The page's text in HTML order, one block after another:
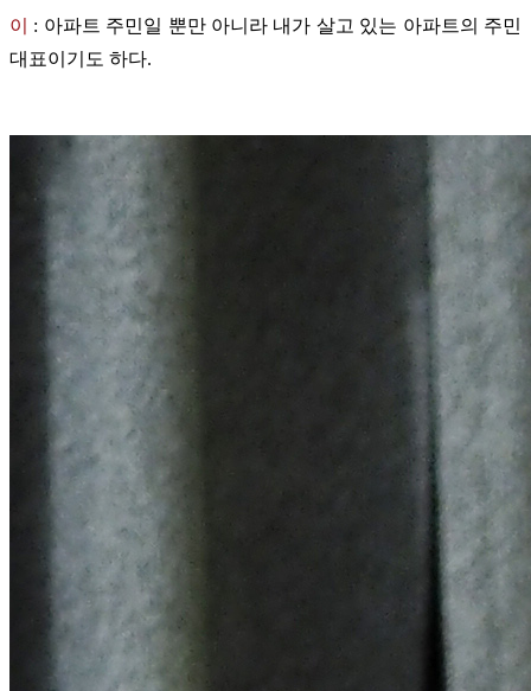
이 : 아파트 주민일 뿐만 아니라 내가 살고 있는 아파트의 주민
대표이기도 하다.